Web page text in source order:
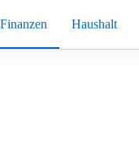
Finanzen Haushalt